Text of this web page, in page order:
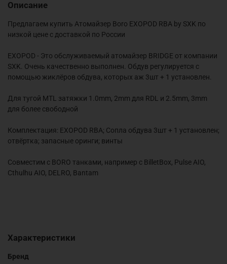
Описание
Предлагаем купить Атомайзер Boro EXOPOD RBA by SXK по
низкой цене с доставкой по России
EXOPOD - Это обслуживаемый атомайзер BRIDGE от компании
SXK. Очень качественно выполнен. Обдув регулируется с
помощью жиклёров обдува, которых аж 3шт + 1 установлен.
Для тугой MTL затяжки 1.0mm, 2mm для RDL и 2.5mm, 3mm
для более свободной
Комплектация: EXOPOD RBA; Сопла обдува 3шт + 1 установлен;
отвёртка; запасные оринги; винты
Совместим с BORO танками, например с BilletBox, Pulse AIO,
Cthulhu AIO, DELRO, Bantam
Характеристики
Бренд